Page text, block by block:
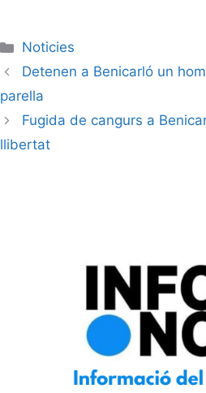
Noticies
Detenen a Benicarló un
parella
Fugida de cangurs a
llibertat